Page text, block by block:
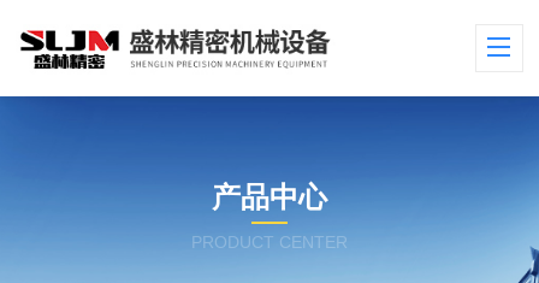
产品中心
PRODUCT CENTER